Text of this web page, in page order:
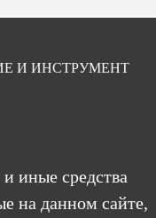
И ИНСТРУМЕНТ
иные средства
на данном сайте,